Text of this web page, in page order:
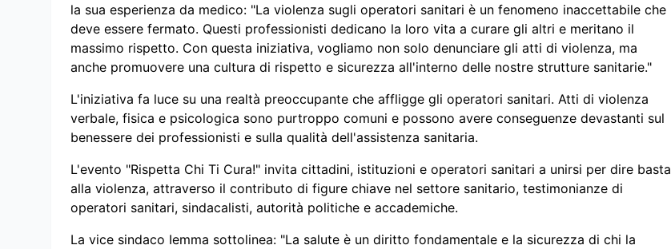
la sua esperienza da medico: "La violenza sugli operatori sanitari è un fenomeno inaccettabile che
deve essere fermato. Questi professionisti dedicano la loro vita a curare gli altri e meritano il
massimo rispetto. Con questa iniziativa, vogliamo non solo denunciare gli atti di violenza, ma
anche promuovere una cultura di rispetto e sicurezza all'interno delle nostre strutture sanitarie."
L'iniziativa fa luce su una realtà preoccupante che affligge gli operatori sanitari. Atti di violenza
verbale, fisica e psicologica sono purtroppo comuni e possono avere conseguenze devastanti sul
benessere dei professionisti e sulla qualità dell'assistenza sanitaria.
L'evento "Rispetta Chi Ti Cura!" invita cittadini, istituzioni e operatori sanitari a unirsi per dire basta
alla violenza, attraverso il contributo di figure chiave nel settore sanitario, testimonianze di
operatori sanitari, sindacalisti, autorità politiche e accademiche.
La vice sindaco Iemma sottolinea: "La salute è un diritto fondamentale e la sicurezza di chi la